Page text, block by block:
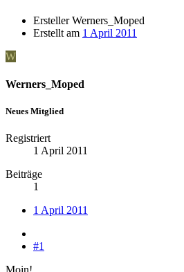
ErstellerWerners_Moped
Erstellt am 1 April 2011
W
Werners_Moped
Neues Mitglied
Registriert
1 April 2011
Beiträge
1
1 April 2011
#1
Moin!